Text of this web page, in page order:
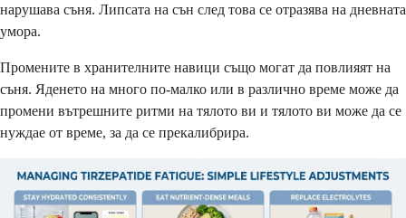
нарушава съня. Липсата на сън след това се отразява на дневната
умора.
Промените в хранителните навици също могат да повлияят на
съня. Яденето на много по-малко или в различно време може да
промени вътрешните ритми на тялото ви и тялото ви може да се
нуждае от време, за да се прекалибрира.